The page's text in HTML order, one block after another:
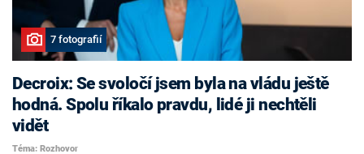
7 fotografií
Decroix: Se svoločí jsem byla na vládu ještě
hodná. Spolu říkalo pravdu, lidé ji nechtěli
vidět
Téma: Rozhovor